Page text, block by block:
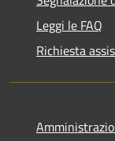
Leggi le FAQ
Richiesta